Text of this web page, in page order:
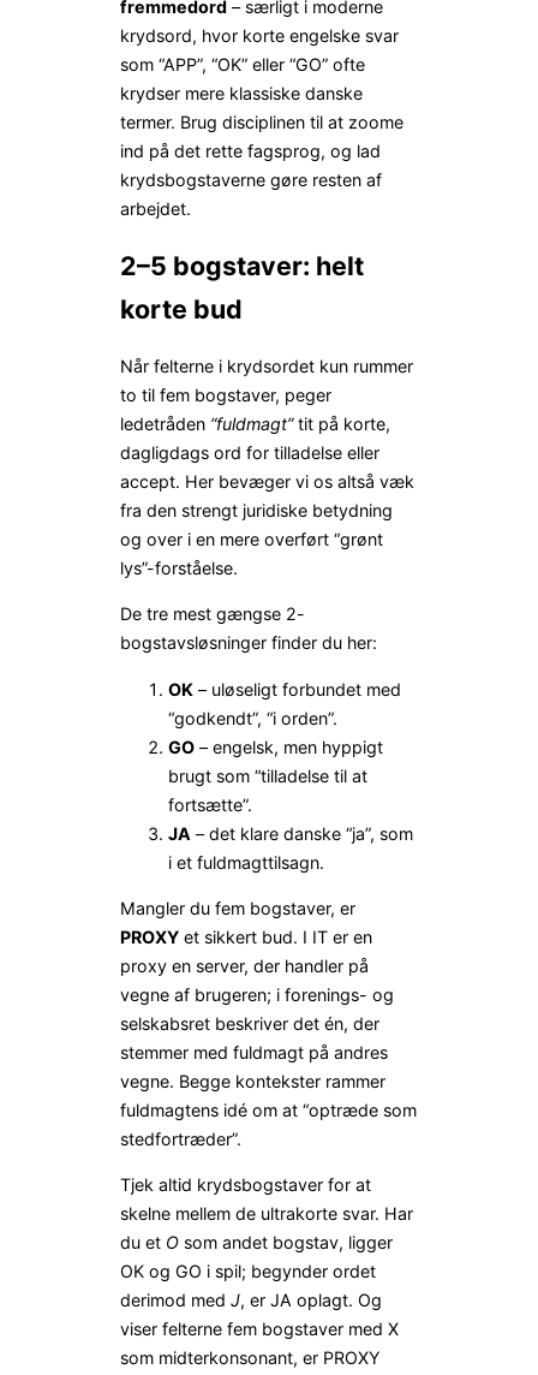
fremmedord – særligt i moderne
krydsord, hvor korte engelske svar
som “APP”, “OK” eller “GO” ofte
krydser mere klassiske danske
termer. Brug disciplinen til at zoome
ind på det rette fagsprog, og lad
krydsbogstaverne gøre resten af
arbejdet.
2–5 bogstaver: helt
korte bud
Når felterne i krydsordet kun rummer
to til fem bogstaver, peger
ledetråden “fuldmagt”tit på korte,
dagligdags ord for tilladelse eller
accept. Her bevæger vi os altså væk
fra den strengt juridiske betydning
og over i en mere overført “grønt
lys”-forståelse.
De tre mest gængse 2-
bogstavsløsninger finder du her:
OK – uløseligt forbundet med
“godkendt”, “i orden”.
GO – engelsk, men hyppigt
brugt som “tilladelse til at
fortsætte”.
JA – det klare danske “ja”, som
i et fuldmagt­tilsagn.
Mangler du fem bogstaver, er
PROXY et sikkert bud. I IT er en
proxy en server, der handler på
vegne af brugeren; i forenings- og
selskabsret beskriver det én, der
stemmer med fuldmagt på andres
vegne. Begge kontekster rammer
fuldmagtens idé om at “optræde som
stedfortræder”.
Tjek altid krydsbogstaver for at
skelne mellem de ultrakorte svar. Har
du et O som andet bogstav, ligger
OK og GO i spil; begynder ordet
derimod med J, er JA oplagt. Og
viser felterne fem bogstaver med X
som midterkonsonant, er PROXY